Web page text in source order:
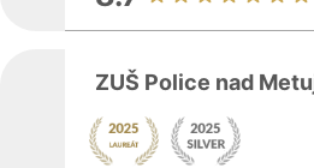
ZUŠ Police nad